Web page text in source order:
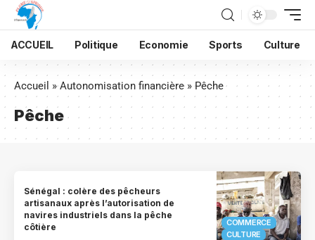
ACCUEIL Politique Economie Sports Culture
Accueil »Autonomisation financière»Pêche
Pêche
COMMERCE
CULTURE
Sénégal : colère des pêcheurs
artisanaux après l’autorisation de
navires industriels dans la pêche
côtière